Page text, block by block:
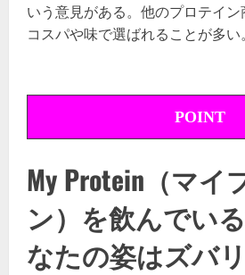
いう意見がある。他のプロテイン
コスパや味で選ばれることが多い。
POINT
My Protein（マイ
ン）を飲んでい
なたの姿はズバリ